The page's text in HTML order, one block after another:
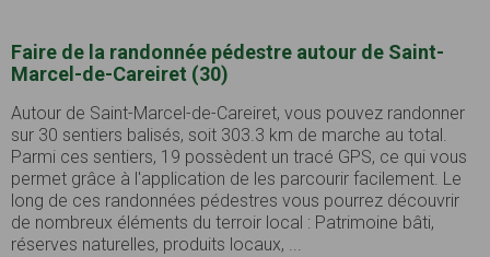
Faire de la randonnée pédestre autour de Saint-
Marcel-de-Careiret (30)
Autour de Saint-Marcel-de-Careiret, vous pouvez randonner
sur 30 sentiers balisés, soit 303.3 km de marche au total.
Parmi ces sentiers, 19 possèdent un tracé GPS, ce qui vous
permet grâce à l'application de les parcourir facilement. Le
long de ces randonnées pédestres vous pourrez découvrir
de nombreux éléments du terroir local : Patrimoine bâti,
réserves naturelles, produits locaux, ...